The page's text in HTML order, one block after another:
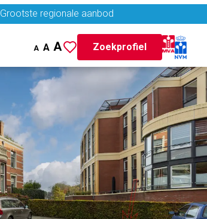
Grootste regionale aanbod
A A A Zoekprofiel